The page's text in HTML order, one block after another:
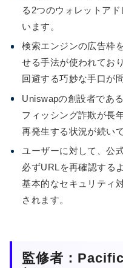
る2つのウォレットア
います。
検索エンジンの広告枠
せる手法が使われてお
回避する巧妙な手口が
Uniswapの創設者であ
フィッシング詐欺が長
再発生する状況が続い
ユーザーに対して、公
必ずURLを再確認する
基本的なセキュリティ
されます。
監修者：